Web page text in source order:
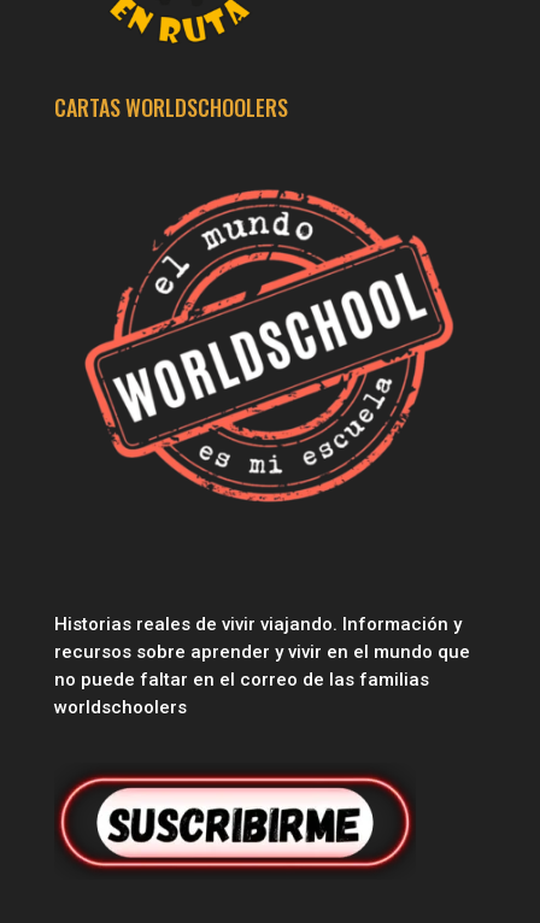
CARTAS WORLDSCHOOLERS
Historias reales de vivir viajando. Información y
recursos sobre aprender y vivir en el mundo que
no puede faltar en el correo de las familias
worldschoolers